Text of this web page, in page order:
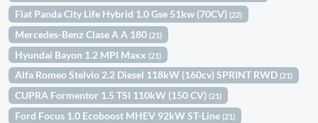
Fiat Panda City Life Hybrid 1.0 Gse 51kw (70CV)(22)
Mercedes-Benz Clase A A 180(21)
Hyundai Bayon 1.2 MPI Maxx(21)
Alfa Romeo Stelvio 2.2 Diesel 118kW (160cv) SPRINT RWD(21)
CUPRA Formentor 1.5 TSI 110kW (150 CV)(21)
Ford Focus 1.0 Ecoboost MHEV 92kW ST-Line(21)